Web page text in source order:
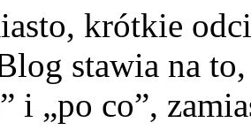
krótkie
stawia na
i „po co”,